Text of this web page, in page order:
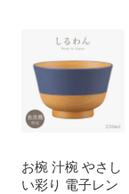
お椀 汁椀 やさし
い彩り 電子レン